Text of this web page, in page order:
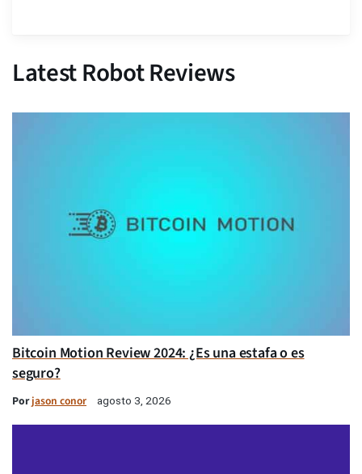
Latest Robot Reviews
Bitcoin Motion Review 2024: ¿Es una estafa o es
seguro?
Porjason conor agosto 3, 2026